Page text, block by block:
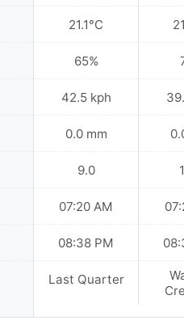
21.1°C
65%
42.5 kph
0.0 mm
9.0
07:20 AM
08:38 PM
Last Quarter